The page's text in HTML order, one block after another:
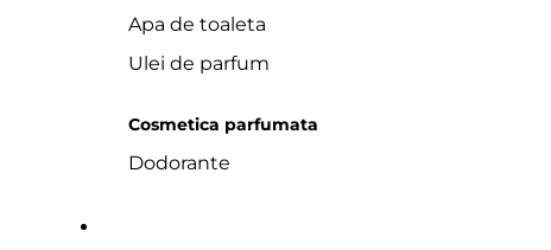
Apa de toaleta
Ulei de parfum
Cosmetica parfumata
Dodorante